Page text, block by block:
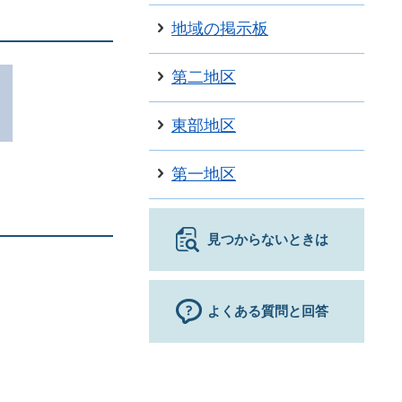
地域の掲示板
第二地区
東部地区
第一地区
見つからないときは
よくある質問と回答